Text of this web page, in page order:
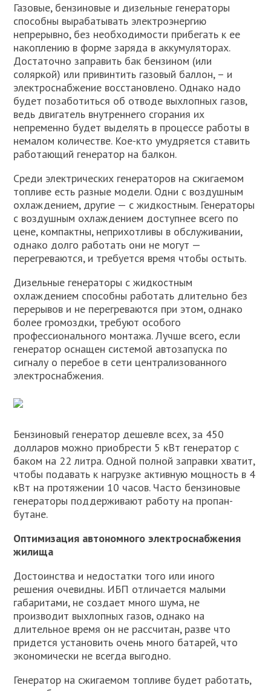
Газовые, бензиновые и дизельные генераторы
способны вырабатывать электроэнергию
непрерывно, без необходимости прибегать к ее
накоплению в форме заряда в аккумуляторах.
Достаточно заправить бак бензином (или
соляркой) или привинтить газовый баллон, – и
электроснабжение восстановлено. Однако надо
будет позаботиться об отводе выхлопных газов,
ведь двигатель внутреннего сгорания их
непременно будет выделять в процессе работы в
немалом количестве. Кое-кто умудряется ставить
работающий генератор на балкон.
Среди электрических генераторов на сжигаемом
топливе есть разные модели. Одни с воздушным
охлаждением, другие — с жидкостным. Генераторы
с воздушным охлаждением доступнее всего по
цене, компактны, неприхотливы в обслуживании,
однако долго работать они не могут —
перегреваются, и требуется время чтобы остыть.
Дизельные генераторы с жидкостным
охлаждением способны работать длительно без
перерывов и не перегреваются при этом, однако
более громоздки, требуют особого
профессионального монтажа. Лучше всего, если
генератор оснащен системой автозапуска по
сигналу о перебое в сети централизованного
электроснабжения.
Бензиновый генератор дешевле всех, за 450
долларов можно приобрести 5 кВт генератор с
баком на 22 литра. Одной полной заправки хватит,
чтобы подавать к нагрузке активную мощность в 4
кВт на протяжении 10 часов. Часто бензиновые
генераторы поддерживают работу на пропан-
бутане.
Оптимизация автономного электроснабжения
жилища
Достоинства и недостатки того или иного
решения очевидны. ИБП отличается малыми
габаритами, не создает много шума, не
производит выхлопных газов, однако на
длительное время он не рассчитан, разве что
придется установить очень много батарей, что
экономически не всегда выгодно.
Генератор на сжигаемом топливе будет работать,